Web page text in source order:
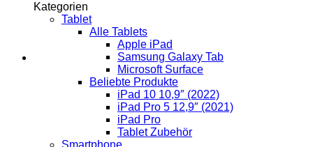
Kategorien
Tablet
Alle Tablets
Apple iPad
Samsung Galaxy Tab
Microsoft Surface
Beliebte Produkte
iPad 10 10,9″ (2022)
iPad Pro 5 12,9″ (2021)
iPad Pro
Tablet Zubehör